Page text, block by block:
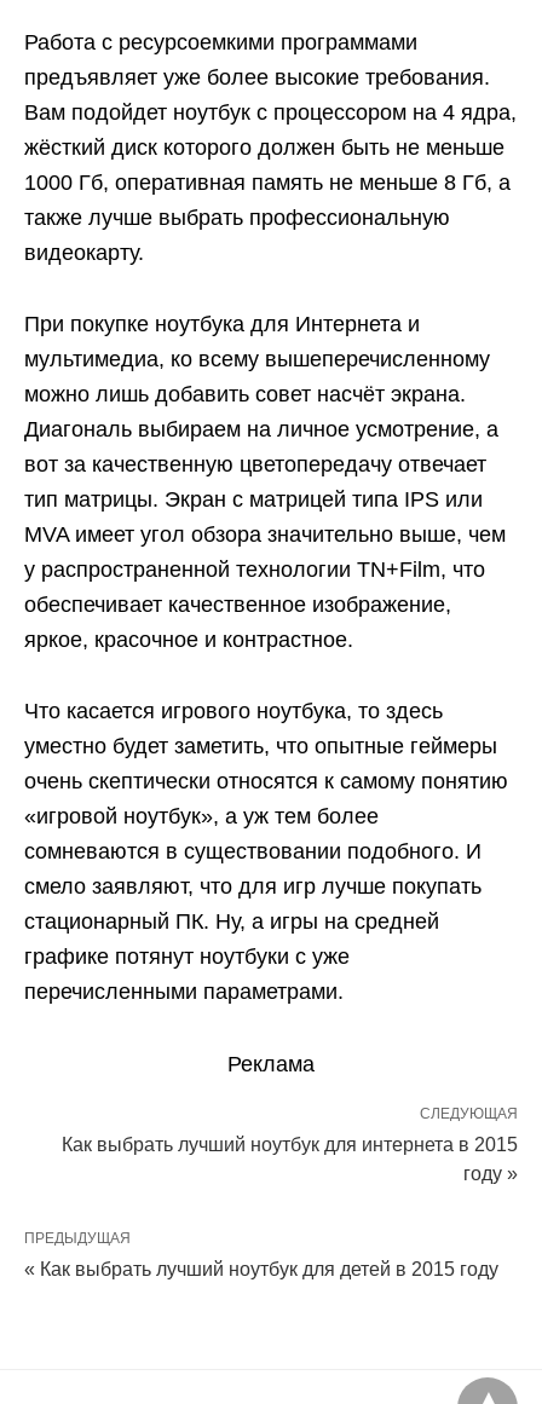
Работа с ресурсоемкими программами
предъявляет уже более высокие требования.
Вам подойдет ноутбук с процессором на 4 ядра,
жёсткий диск которого должен быть не меньше
1000 Гб, оперативная память не меньше 8 Гб, а
также лучше выбрать профессиональную
видеокарту.
При покупке ноутбука для Интернета и
мультимедиа, ко всему вышеперечисленному
можно лишь добавить совет насчёт экрана.
Диагональ выбираем на личное усмотрение, а
вот за качественную цветопередачу отвечает
тип матрицы. Экран с матрицей типа IPS или
MVA имеет угол обзора значительно выше, чем
у распространенной технологии TN+Film, что
обеспечивает качественное изображение,
яркое, красочное и контрастное.
Что касается игрового ноутбука, то здесь
уместно будет заметить, что опытные геймеры
очень скептически относятся к самому понятию
«игровой ноутбук», а уж тем более
сомневаются в существовании подобного. И
смело заявляют, что для игр лучше покупать
стационарный ПК. Ну, а игры на средней
графике потянут ноутбуки с уже
перечисленными параметрами.
Реклама
СЛЕДУЮЩАЯ
Как выбрать лучший ноутбук для интернета в 2015
году »
ПРЕДЫДУЩАЯ
« Как выбрать лучший ноутбук для детей в 2015 году